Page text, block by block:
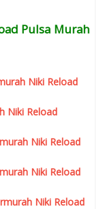
Pulsa Murah
Niki Reload
Niki Reload
Niki Reload
Niki Reload
Niki Reload